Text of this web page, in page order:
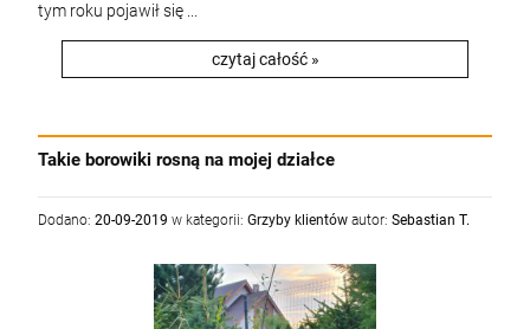
tym roku pojawił się ...
czytaj całość »
Takie borowiki rosną na mojej działce
Dodano: 20-09-2019 w kategorii: Grzyby klientów autor: Sebastian T.